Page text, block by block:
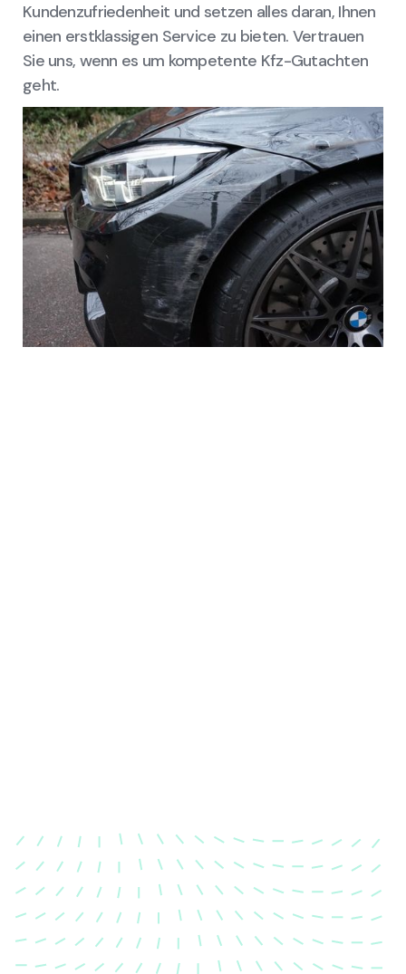
Kundenzufriedenheit und setzen alles daran, Ihnen
einen erstklassigen Service zu bieten. Vertrauen
Sie uns, wenn es um kompetente Kfz-Gutachten
geht.
Karosserievermessung